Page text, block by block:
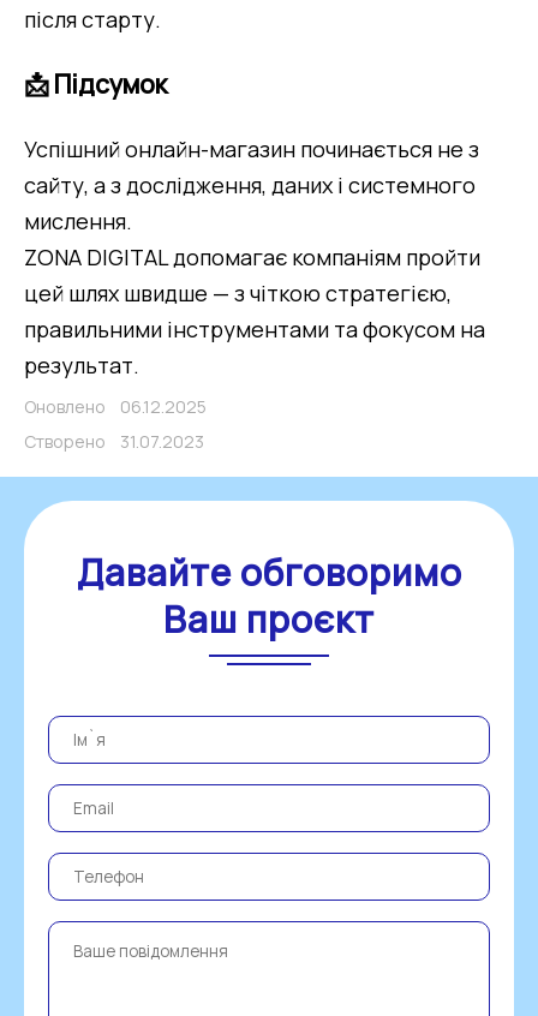
після старту.
📩 Підсумок
Успішний онлайн-магазин починається не з
сайту, а з дослідження, даних і системного
мислення.
ZONA DIGITAL допомагає компаніям пройти
цей шлях швидше — з чіткою стратегією,
правильними інструментами та фокусом на
результат.
Оновлено
06.12.2025
Створено
31.07.2023
Давайте обговоримо
Ваш проєкт